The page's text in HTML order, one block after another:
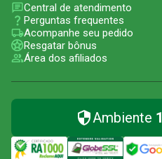
Central de atendimento
Perguntas frequentes
Acompanhe seu pedido
Resgatar bônus
Área dos afiliados
Ambiente